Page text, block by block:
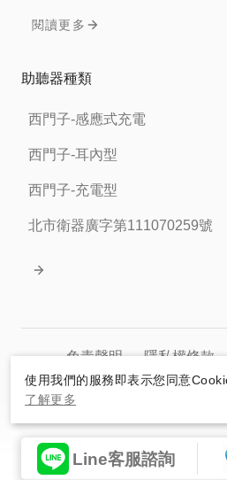
閱讀更多
助聽器種類
西門子-感應式充電
西門子-耳內型
西門子-充電型
北市衛器廣字第111070259號
免責聲明 隱私權條款
© 2026 HelloSanta. All rights
HelloSanta
Line客服諮詢
使用我們的服務即表示您同意
了解更多